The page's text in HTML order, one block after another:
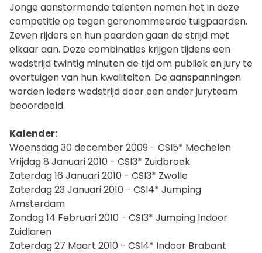
Jonge aanstormende talenten nemen het in deze
competitie op tegen gerenommeerde tuigpaarden.
Zeven rijders en hun paarden gaan de strijd met
elkaar aan. Deze combinaties krijgen tijdens een
wedstrijd twintig minuten de tijd om publiek en jury te
overtuigen van hun kwaliteiten. De aanspanningen
worden iedere wedstrijd door een ander juryteam
beoordeeld.
Kalender:
Woensdag 30 december 2009 - CSI5* Mechelen
Vrijdag 8 Januari 2010 - CSI3* Zuidbroek
Zaterdag 16 Januari 2010 - CSI3* Zwolle
Zaterdag 23 Januari 2010 - CSI4* Jumping
Amsterdam
Zondag 14 Februari 2010 - CSI3* Jumping Indoor
Zuidlaren
Zaterdag 27 Maart 2010 - CSI4* Indoor Brabant